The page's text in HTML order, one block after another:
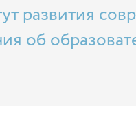
развития
об